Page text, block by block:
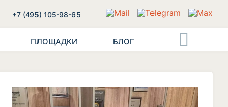
+7 (495) 105-98-65
ПЛОЩАДКИ БЛОГ